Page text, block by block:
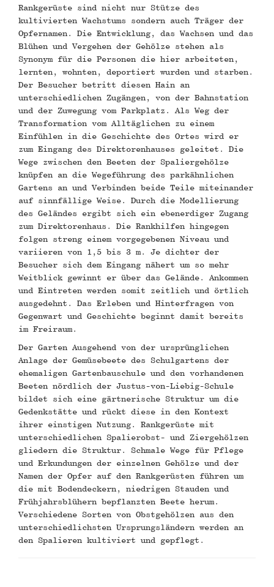
Rankgerüste sind nicht nur Stütze des
kultivierten Wachstums sondern auch Träger der
Opfernamen. Die Entwicklung, das Wachsen und das
Blühen und Vergehen der Gehölze stehen als
Synonym für die Personen die hier arbeiteten,
lernten, wohnten, deportiert wurden und starben.
Der Besucher betritt diesen Hain an
unterschiedlichen Zugängen, von der Bahnstation
und der Zuwegung vom Parkplatz. Als Weg der
Transformation vom Alltäglichen zu einem
Einfühlen in die Geschichte des Ortes wird er
zum Eingang des Direktorenhauses geleitet. Die
Wege zwischen den Beeten der Spaliergehölze
knüpfen an die Wegeführung des parkähnlichen
Gartens an und Verbinden beide Teile miteinander
auf sinnfällige Weise. Durch die Modellierung
des Geländes ergibt sich ein ebenerdiger Zugang
zum Direktorenhaus. Die Rankhilfen hingegen
folgen streng einem vorgegebenen Niveau und
variieren von 1,5 bis 3 m. Je dichter der
Besucher sich dem Eingang nähert um so mehr
Weitblick gewinnt er über das Gelände. Ankommen
und Eintreten werden somit zeitlich und örtlich
ausgedehnt. Das Erleben und Hinterfragen von
Gegenwart und Geschichte beginnt damit bereits
im Freiraum.
Der Garten Ausgehend von der ursprünglichen
Anlage der Gemüsebeete des Schulgartens der
ehemaligen Gartenbauschule und den vorhandenen
Beeten nördlich der Justus-von-Liebig-Schule
bildet sich eine gärtnerische Struktur um die
Gedenkstätte und rückt diese in den Kontext
ihrer einstigen Nutzung. Rankgerüste mit
unterschiedlichen Spalierobst- und Ziergehölzen
gliedern die Struktur. Schmale Wege für Pflege
und Erkundungen der einzelnen Gehölze und der
Namen der Opfer auf den Rankgerüsten führen um
die mit Bodendeckern, niedrigen Stauden und
Frühjahrsblühern bepflanzten Beete herum.
Verschiedene Sorten von Obstgehölzen aus den
unterschiedlichsten Ursprungsländern werden an
den Spalieren kultiviert und gepflegt.